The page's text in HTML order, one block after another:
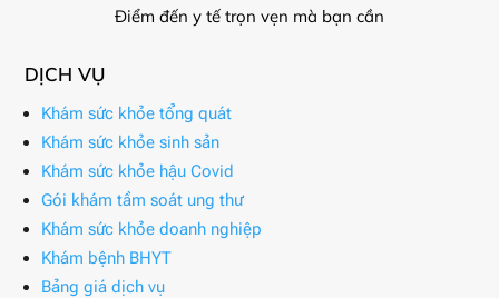
Điểm đến y tế trọn vẹn mà bạn cần
DỊCH VỤ
Khám sức khỏe tổng quát
Khám sức khỏe sinh sản
Khám sức khỏe hậu Covid
Gói khám tầm soát ung thư
Khám sức khỏe doanh nghiệp
Khám bệnh BHYT
Bảng giá dịch vụ